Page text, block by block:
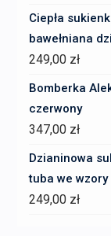
Ciepła
bawełniana
249,00 zł
Bomberka
czerwony
347,00 zł
Dzianinowa
tuba we wzory
249,00 zł